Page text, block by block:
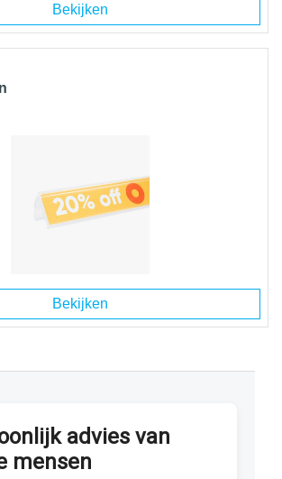
Bekijken
Bekijken
advies van
mensen